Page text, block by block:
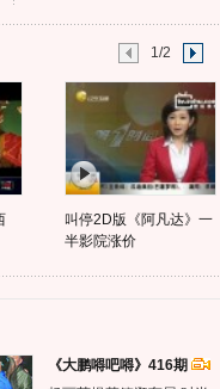
1/2
叫停2D版《阿凡达》一
半影院涨价
《大鹏嘚吧嘚》416期